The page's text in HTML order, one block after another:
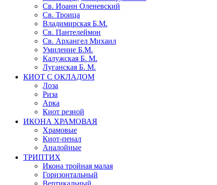
Св. Иоанн Оленевский
Св. Троица
Владимирская Б.М.
Св. Пантелеймон
Св. Архангел Михаил
Умиление Б.М.
Калужская Б. М.
Луганская Б. М.
КИОТ С ОКЛАДОМ
Лоза
Риза
Арка
Киот резной
ИКОНА ХРАМОВАЯ
Храмовые
Киот-пенал
Аналойные
ТРИПТИХ
Икона тройная малая
Горизонтальный
Вертикальный